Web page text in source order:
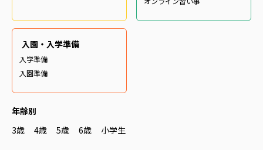
入園・入学準備
入学準備
入園準備
年齢別
3歳
4歳 5歳 6歳 小学生